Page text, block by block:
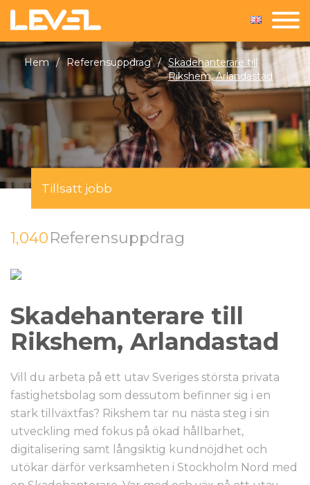
Hem / Referensuppdrag / Skadehanterare till
Rikshem, Arlandastad
Tillsatt jobb
1,040Referensuppdrag
Skadehanterare till
Rikshem, Arlandastad
Vill du arbeta på ett utav Sveriges största privata
fastighetsbolag som dessutom befinner sig i en
stark tillväxtfas? Rikshem tar nu nästa steg i sin
utveckling med fokus på ökad hållbarhet,
digitalisering samt långsiktig kundnöjdhet och
utökar därför verksamheten i Stockholm Nord med